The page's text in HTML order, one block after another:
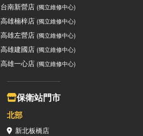
台南新營店 (獨立維修中心)
高雄楠梓店 (獨立維修中心)
高雄左營店 (獨立維修中心)
高雄建國店 (獨立維修中心)
高雄一心店 (獨立維修中心)
保衛站門市
北部
新北板橋店